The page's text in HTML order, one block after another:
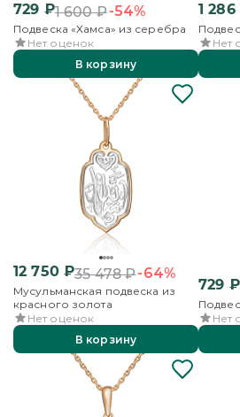
729 ₽1 600₽-54%
Подвеска «Хамса» из серебра
Нет оценок
В корзину
1 286
Нет
12 750₽35 478₽-64%
Мусульманская подвеска из
красного золота
Нет оценок
В корзину
729 ₽
Нет